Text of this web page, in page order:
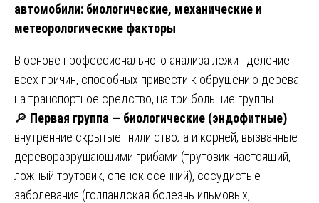
автомобили: биологические, механические и
метеорологические факторы
В основе профессионального анализа лежит деление
всех причин, способных привести к обрушению дерева
на транспортное средство, на три большие группы.
🔎 Первая группа — биологические (эндофитные):
внутренние скрытые гнили ствола и корней, вызванные
дереворазрушающими грибами (трутовик настоящий,
ложный трутовик, опенок осенний), сосудистые
заболевания (голландская болезнь ильмовых,